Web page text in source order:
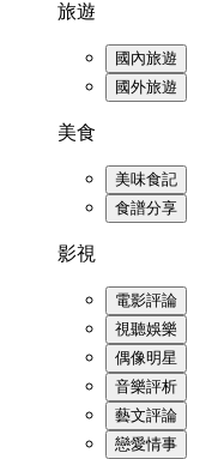
旅遊
國內旅遊
國外旅遊
美食
美味食記
食譜分享
影視
電影評論
視聽娛樂
偶像明星
音樂評析
藝文評論
戀愛情事